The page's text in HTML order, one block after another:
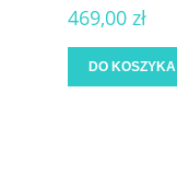
469,00 zł
DO KOSZYKA